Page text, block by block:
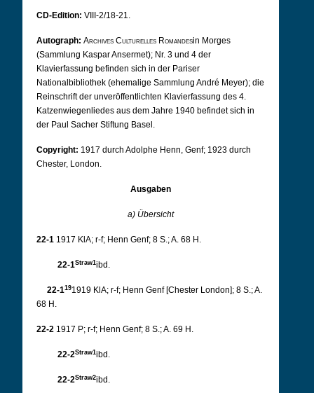
CD-Edition: VIII-2/18-21.
Autograph: Archives Culturelles Romandesin Morges
(Sammlung Kaspar Ansermet); Nr. 3 und 4 der
Klavierfassung befinden sich in der Pariser
Nationalbibliothek (ehemalige Sammlung André Meyer); die
Reinschrift der unveröffentlichten Klavierfassung des 4.
Katzenwiegenliedes aus dem Jahre 1940 befindet sich in
der Paul Sacher Stiftung Basel.
Copyright: 1917 durch Adolphe Henn, Genf; 1923 durch
Chester, London.
Ausgaben
a) Übersicht
22-1 1917 KlA; r-f; Henn Genf; 8 S.; A. 68 H.
22-1Straw1 ibd.
22-1191919 KlA; r-f; Henn Genf [Chester London]; 8 S.; A.
68 H.
22-2 1917 P; r-f; Henn Genf; 8 S.; A. 69 H.
22-2Straw1 ibd.
22-2Straw2ibd.